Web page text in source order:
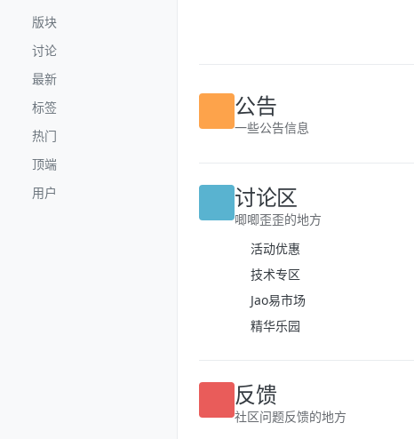
版块
讨论
最新
标签
热门
顶端
用户
公告
讨论区
唧唧歪歪的地方
活动优惠
技术专区
Jao易市场
反馈